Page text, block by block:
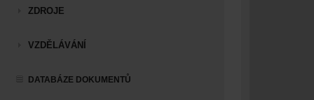
ZDROJE
VZDĚLÁVÁNÍ
DATABÁZE DOKUMENTŮ